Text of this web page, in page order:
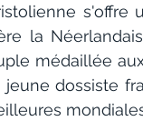
la
médaillée
dossiste